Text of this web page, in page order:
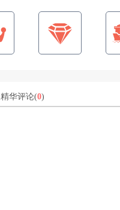
精华评论(0)